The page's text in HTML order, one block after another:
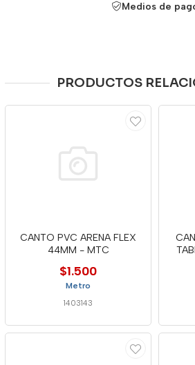
Medios de
PRODUCTOS
CANTO PVC ARENA FLEX
44MM - MTC
$1.500
Metro
1403143